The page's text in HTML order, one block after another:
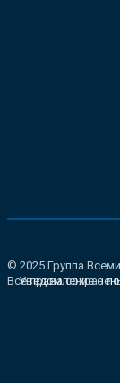
© 2025 Группа
Все права
Уведомление о